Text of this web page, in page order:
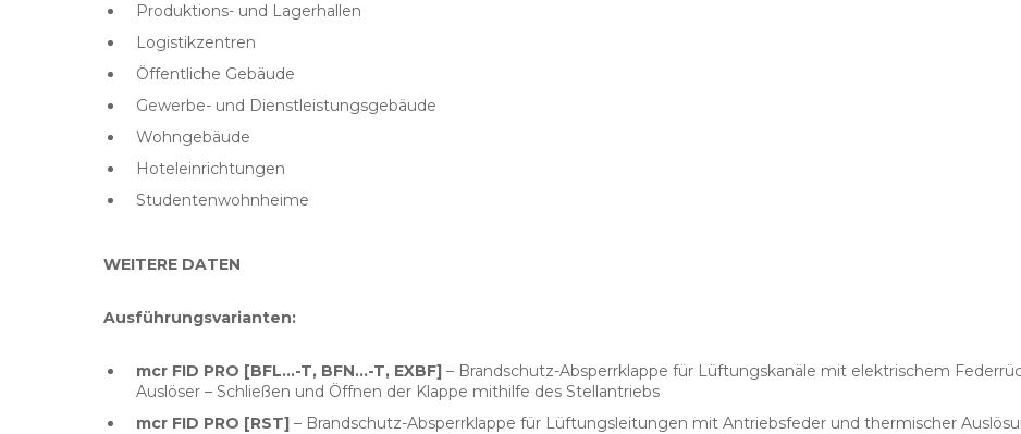
Produktions- und Lagerhallen
Logistikzentren
Öffentliche Gebäude
Gewerbe- und Dienstleistungsgebäude
Wohngebäude
Hoteleinrichtungen
Studentenwohnheime
WEITERE DATEN
Ausführungsvarianten:
mcr FID PRO [BFL...-T, BFN...-T, EXBF] – Brandschutz-Absperrklappe für Lüftungskanäle mit elektrischem
Auslöser – Schließen und Öffnen der Klappe mithilfe des Stellantriebs
mcr FID PRO [RST] – Brandschutz-Absperrklappe für Lüftungsleitungen mit Antriebsfeder und thermischer